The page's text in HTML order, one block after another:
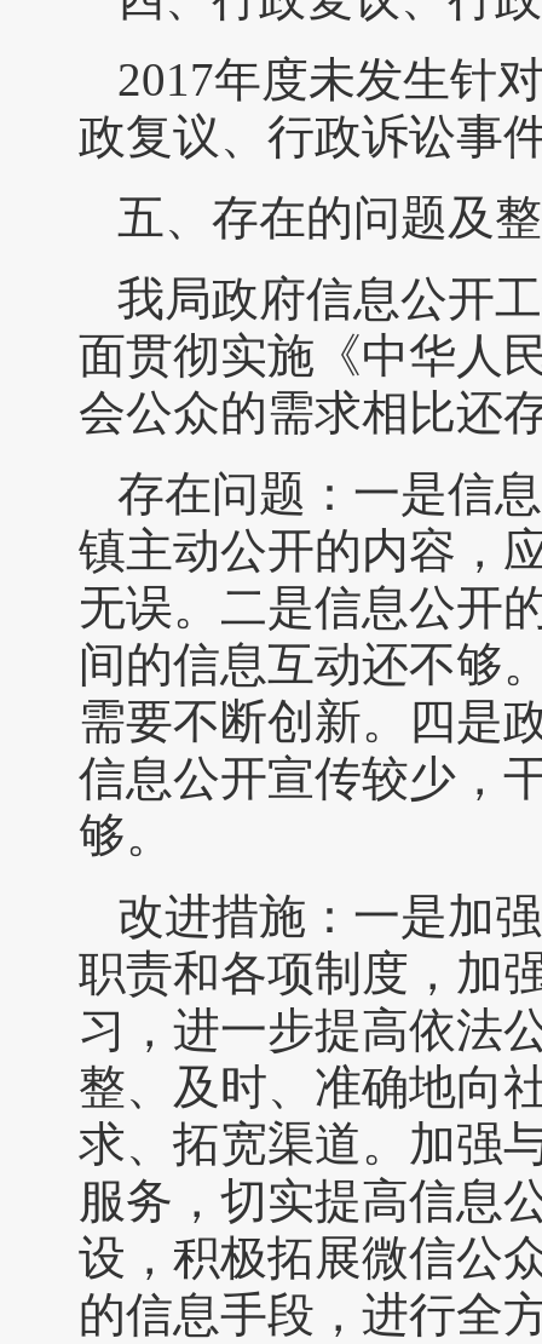
2017年度未发生针
政复议、行政诉讼事
五、存在的问题及
我局政府信息公开
面贯彻实施《中华人
会公众的需求相比还
存在问题：一是信
镇主动公开的内容，
无误。二是信息公开
间的信息互动还不够
需要不断创新。四是
信息公开宣传较少，
够。
改进措施：一是加
职责和各项制度，加
习，进一步提高依法
整、及时、准确地向
求、拓宽渠道。加强
服务，切实提高信息
设，积极拓展微信公
的信息手段，进行全